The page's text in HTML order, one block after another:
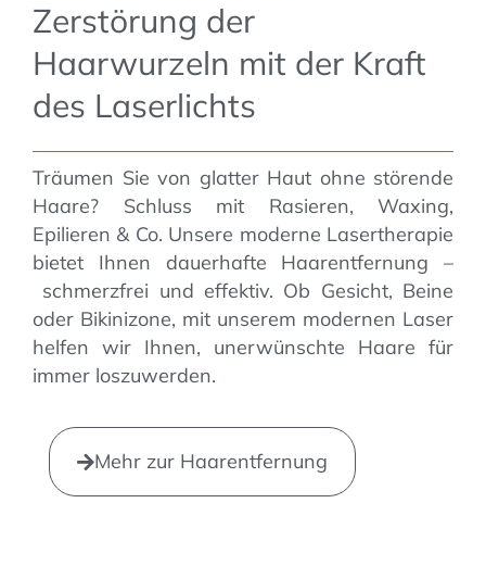
Zerstörung der
Haarwurzeln mit der Kraft
des Laserlichts
Träumen Sie von glatter Haut ohne störende
Haare? Schluss mit Rasieren, Waxing,
Epilieren & Co. Unsere moderne Lasertherapie
bietet Ihnen dauerhafte Haarentfernung –
schmerzfrei und effektiv. Ob Gesicht, Beine
oder Bikinizone, mit unserem modernen Laser
helfen wir Ihnen, unerwünschte Haare für
immer loszuwerden.
Mehr zur Haarentfernung